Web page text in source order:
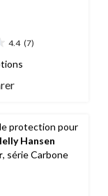
4.4 (7)
protection pour
Hansen
, série Carbone